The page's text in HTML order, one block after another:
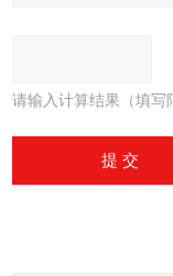
请输入计算结果（填写